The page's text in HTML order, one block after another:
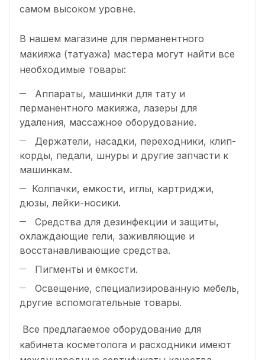
самом высоком уровне.
В нашем магазине для перманентного
макияжа (татуажа) мастера могут найти все
необходимые товары:
Аппараты, машинки для тату и
перманентного макияжа, лазеры для
удаления, массажное оборудование.
Держатели, насадки, переходники, клип-
корды, педали, шнуры и другие запчасти к
машинкам.
Колпачки, емкости, иглы, картриджи,
дюзы, лейки-носики.
Средства для дезинфекции и защиты,
охлаждающие гели, заживляющие и
восстанавливающие средства.
Пигменты и ёмкости.
Освещение, специализированную мебель,
другие вспомогательные товары.
Все предлагаемое оборудование для
кабинета косметолога и расходники имеют